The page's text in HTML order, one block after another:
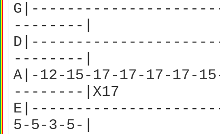
--------|
--------|
A|-12-15-17-17-17-17-
--------|X17
5-5-3-5-|